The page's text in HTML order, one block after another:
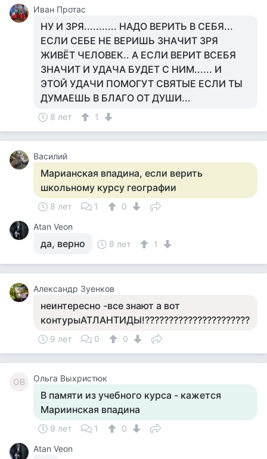
Иван Протас
НУ И ЗРЯ........... НАДО ВЕРИТЬ В СЕБЯ...
ЕСЛИ СЕБЕ НЕ ВЕРИШЬ ЗНАЧИТ ЗРЯ
ЖИВЁТ ЧЕЛОВЕК.. А ЕСЛИ ВЕРИТ ВСЕБЯ
ЗНАЧИТ И УДАЧА БУДЕТ С НИМ...... И
ЭТОЙ УДАЧИ ПОМОГУТ СВЯТЫЕ ЕСЛИ ТЫ
ДУМАЕШЬ В БЛАГО ОТ ДУШИ...
8 лет 1
Василий
Марианская впадина, если верить
школьному курсу географии
8 лет 1
0
Atan Veon
да, верно 8 лет 1
Александр Зуенков
неинтересно -все знают а вот
контурыАТЛАНТИДЫ!??????????????????????
9 лет 0 0
ОВ Ольга Выхристюк
В памяти из учебного курса - кажется
Мариинская впадина
9 лет 1
0
Atan Veon